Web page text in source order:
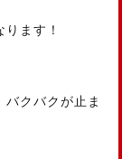
ます！
クバクが止ま